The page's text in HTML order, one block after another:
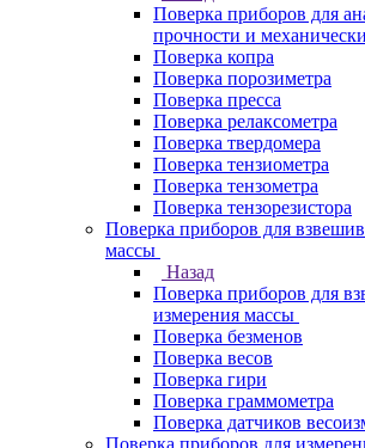
Поверка приборов для
прочности и
Поверка копра
Поверка порозиметра
Поверка пресса
Поверка релаксометра
Поверка твердомера
Поверка тензиометра
Поверка тензометра
Поверка тензорезистора
Поверка приборов для
массы
Назад
Поверка приборов для
измерения массы
Поверка безменов
Поверка весов
Поверка гири
Поверка граммометра
Поверка датчиков
Поверка приборов для